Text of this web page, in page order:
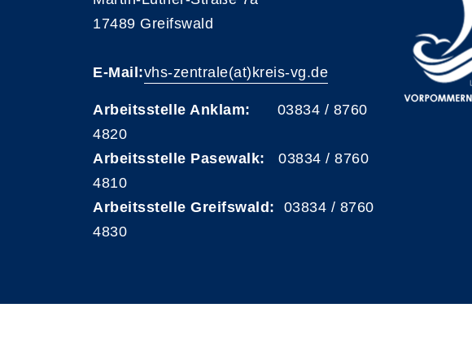
17489 Greifswald
E-Mail:vhs-zentrale(at)kreis-vg.de
Arbeitsstelle Anklam: 03834 / 8760
4820
Arbeitsstelle Pasewalk: 03834 / 8760
4810
Arbeitsstelle Greifswald: 03834 / 8760
4830